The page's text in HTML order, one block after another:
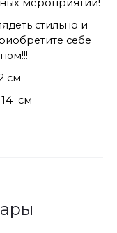
мероприятий!
стильно и
себе
см
см